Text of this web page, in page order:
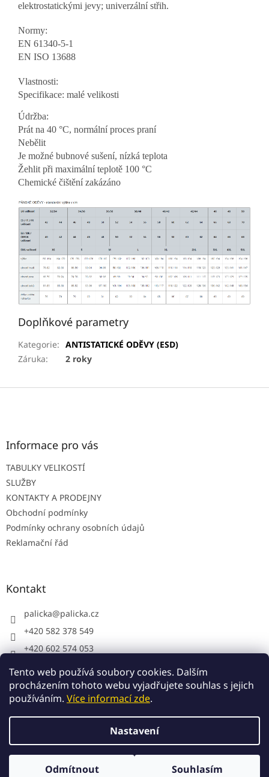
Tento web používá soubory cookies. Dalším
procházením tohoto webu vyjadřujete souhlas s jejich
používáním. Více informací zde.
Nastavení
Odmítnout Souhlasím
elektrostatickými jevy; univerzální střih.
Normy:
EN 61340-5-1
EN ISO 13688
Vlastnosti:
Specifikace: malé velikosti
Údržba:
Prát na 40 °C, normální proces praní
Nebělit
Je možné bubnové sušení, nízká teplota
Žehlit při maximální teplotě 100 °C
Chemické čištění zakázáno
Doplňkové parametry
Kategorie: ANTISTATICKÉ ODĚVY (ESD)
Záruka: 2 roky
Z
Informace pro vás
TABULKY VELIKOSTÍ
SLUŽBY
KONTAKTY A PRODEJNY
Obchodní podmínky
Podmínky ochrany osobních údajů
Reklamační řád
Kontakt
palicka@palicka.cz
+420 582 378 549
+420 602 574 053
Palička s.r.o. - pracovní oděvy
Copyright 2026Palička.cz. Všechna práva vyhrazena.
Upravit nastavení cookies